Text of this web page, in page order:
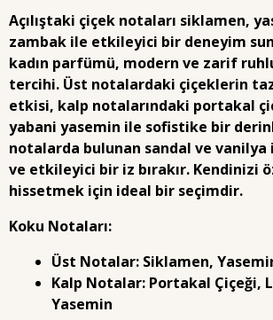
Açılıştaki çiçek notaları siklamen,
zambak ile etkileyici bir deneyim
kadın parfümü, modern ve zarif
tercihi. Üst notalardaki çiçeklerin
etkisi, kalp notalarındaki portakal
yabani yasemin ile sofistike bir
notalarda bulunan sandal ve vanilya
ve etkileyici bir iz bırakır. Kendinizi
hissetmek için ideal bir seçimdir.
Koku Notaları:
Üst Notalar: Siklamen,
Kalp Notalar: Portakal Çiçeği,
Yasemin